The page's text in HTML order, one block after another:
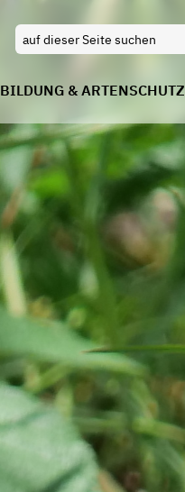
BILDUNG & ARTENSCHUTZ